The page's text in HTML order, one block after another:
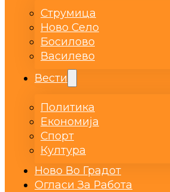
Струмица
Ново Село
Босилово
Василево
Вести
Политика
Економија
Спорт
Култура
Ново Во Градот
Огласи За Работа